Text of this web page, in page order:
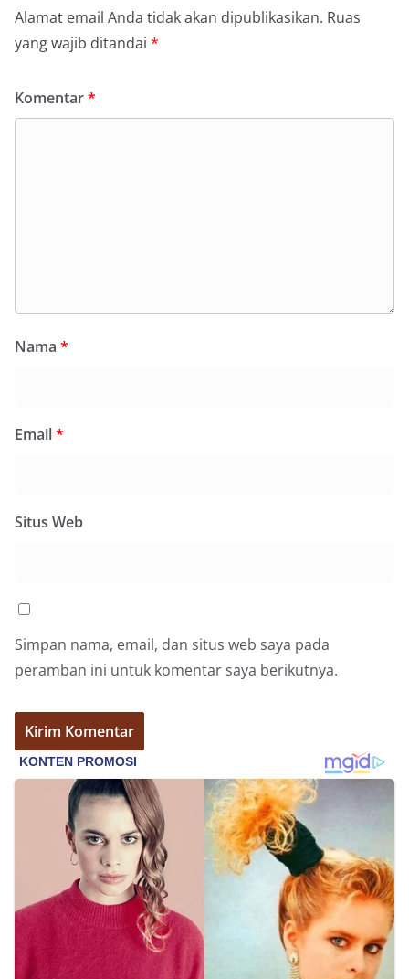
Alamat email Anda tidak akan dipublikasikan. Ruas
yang wajib ditandai *
Komentar*
Nama *
Email*
Situs Web
Simpan nama, email, dan situs web saya pada
peramban ini untuk komentar saya berikutnya.